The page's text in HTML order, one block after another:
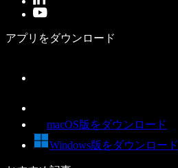
アプリをダウンロード
macOS版をダウンロード
Windows版をダウンロード